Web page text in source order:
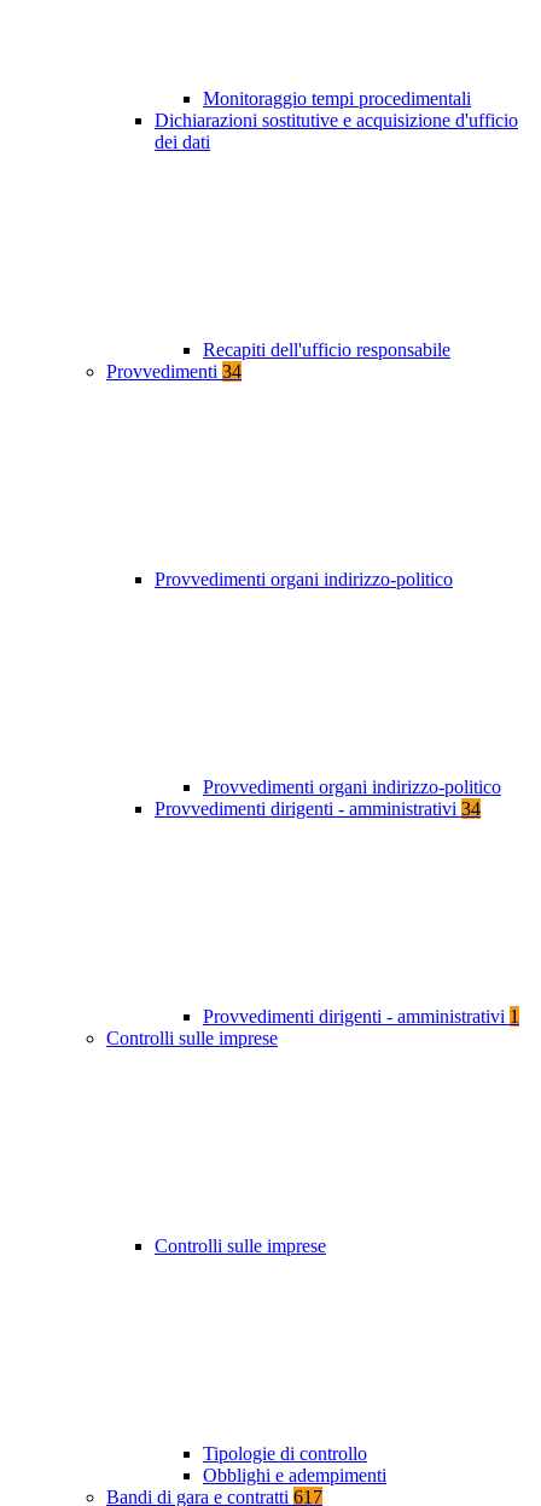
Monitoraggio tempi procedimentali
Dichiarazioni sostitutive e acquisizione d'ufficio
dei dati
Recapiti dell'ufficio responsabile
Provvedimenti 34
Provvedimenti organi indirizzo-politico
Provvedimenti organi indirizzo-politico
Provvedimenti dirigenti - amministrativi 34
Provvedimenti dirigenti - amministrativi 1
Controlli sulle imprese
Controlli sulle imprese
Tipologie di controllo
Obblighi e adempimenti
Bandi di gara e contratti 617